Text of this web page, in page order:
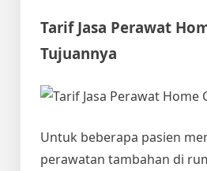
Tarif Jasa Perawat
Tujuannya
Untuk beberapa pasien
perawatan tambahan di